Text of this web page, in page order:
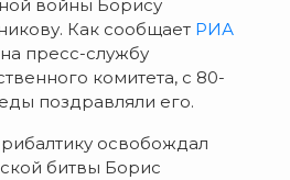
войны Борису
Как сообщает РИА
пресс-службу
комитета, с 80-
поздравляли его.
освобождал
битвы Борис